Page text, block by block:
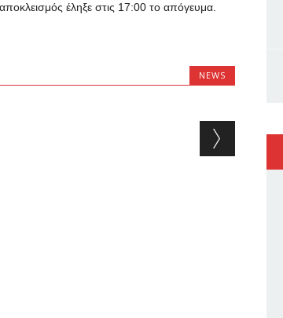
έληξε στις 17:00το απόγευμα.
NEWS